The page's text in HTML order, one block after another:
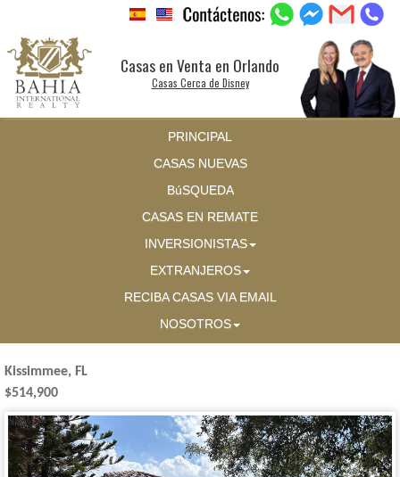
Casas en Venta en Orlando
Casas Cerca de Disney
PRINCIPAL
CASAS NUEVAS
BúSQUEDA
CASAS EN REMATE
INVERSIONISTAS
EXTRANJEROS
RECIBA CASAS VIA EMAIL
NOSOTROS
Kissimmee, FL
$514,900